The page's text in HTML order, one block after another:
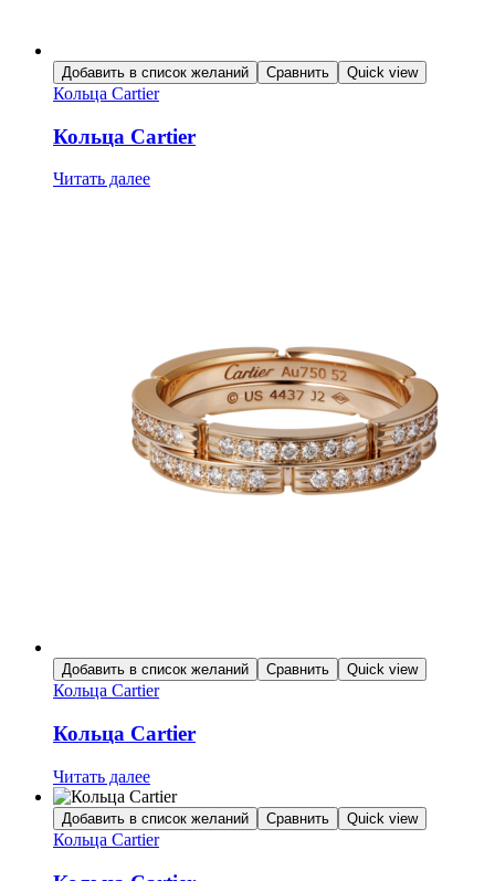
Добавить в список желаний Сравнить Quick view
Кольца Cartier
Кольца Cartier
Читать далее
Добавить в список желаний Сравнить Quick view
Кольца Cartier
Кольца Cartier
Читать далее
Добавить в список желаний Сравнить Quick view
Кольца Cartier